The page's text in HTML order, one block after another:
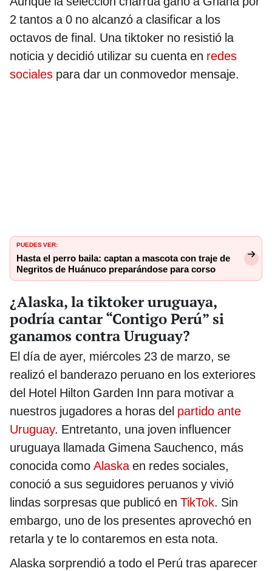
2 tantos a 0 no alcanzó a clasificar a los
octavos de final. Una tiktoker no resistió la
noticia y decidió utilizar su cuenta en redes
sociales para dar un conmovedor mensaje.
PUEDES VER:
Hasta el perro baila: captan a mascota con traje de
Negritos de Huánuco preparándose para corso
¿Alaska, la tiktoker uruguaya,
podría cantar “Contigo Perú” si
ganamos contra Uruguay?
El día de ayer, miércoles 23 de marzo, se
realizó el banderazo peruano en los exteriores
del Hotel Hilton Garden Inn para motivar a
nuestros jugadores a horas del partido ante
Uruguay. Entretanto, una joven influencer
uruguaya llamada Gimena Sauchenco, más
conocida como Alaskaen redes sociales,
conoció a sus seguidores peruanos y vivió
lindas sorpresas que publicó en TikTok. Sin
embargo, uno de los presentes aprovechó en
retarla y te lo contaremos en esta nota.
Alaska sorprendió a todo el Perú tras aparecer